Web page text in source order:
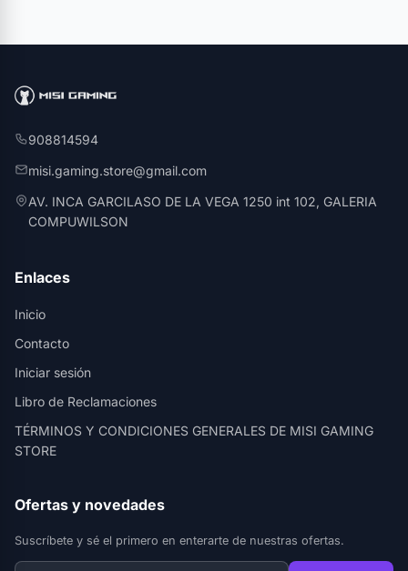
908814594
misi.gaming.store@gmail.com
AV. INCA GARCILASO DE LA VEGA 1250 int 102, GALERIA
COMPUWILSON
Enlaces
Inicio
Contacto
Iniciar sesión
Libro de Reclamaciones
TÉRMINOS Y CONDICIONES GENERALES DE MISI GAMING
STORE
Ofertas y novedades
Suscríbete y sé el primero en enterarte de nuestras ofertas.